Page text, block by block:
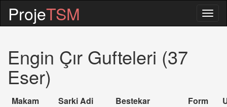
ProjeTSM
Engin Çır Gufteleri (37
Eser)
Makam Sarki Adi Bestekar Form